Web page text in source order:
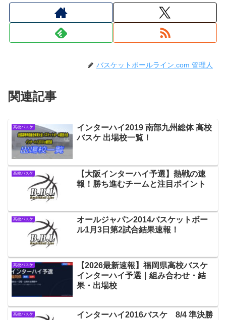
バスケットボールライン.com 管理人
関連記事
高校バスケ
インターハイ2019 南部九州総体 高校
バスケ 出場校一覧！
高校バスケ
【大阪インターハイ予選】熱戦の速
報！勝ち進むチームと注目ポイント
高校バスケ
オールジャパン2014バスケットボー
ル1月3日第2試合結果速報！
高校バスケ
【2026最新速報】福岡県高校バスケ
インターハイ予選｜組み合わせ・結
果・出場校
高校バスケ
インターハイ2016バスケ 8/4 準決勝